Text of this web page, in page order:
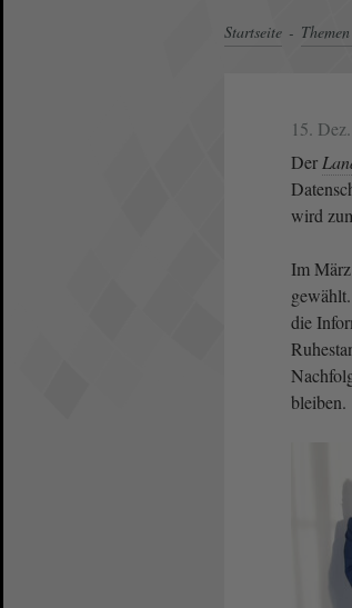
Startseite
15.
Der
wird
Im
die
bleiben.